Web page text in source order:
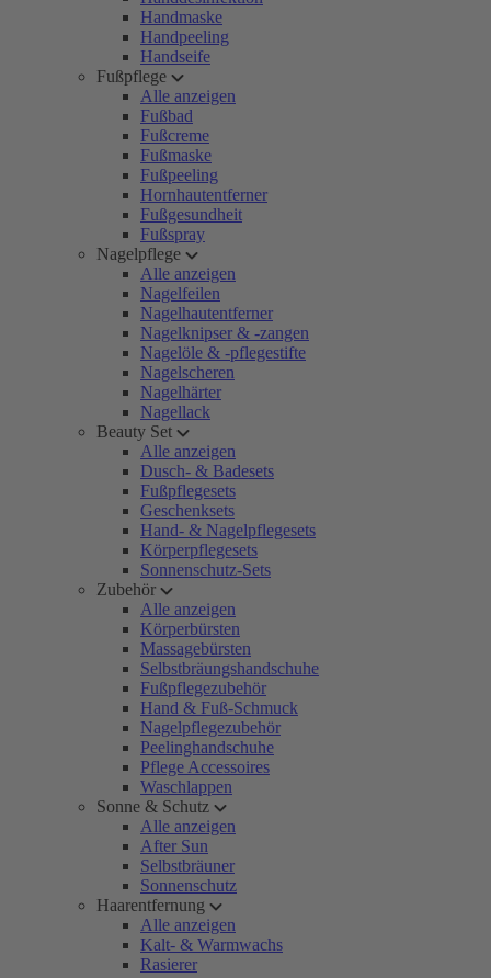
Handmaske
Handpeeling
Handseife
Fußpflege
Alle anzeigen
Fußbad
Fußcreme
Fußmaske
Fußpeeling
Hornhautentferner
Fußgesundheit
Fußspray
Nagelpflege
Alle anzeigen
Nagelfeilen
Nagelhautentferner
Nagelknipser & -zangen
Nagelöle & -pflegestifte
Nagelscheren
Nagelhärter
Nagellack
Beauty Set
Alle anzeigen
Dusch- & Badesets
Fußpflegesets
Geschenksets
Hand- & Nagelpflegesets
Körperpflegesets
Sonnenschutz-Sets
Zubehör
Alle anzeigen
Körperbürsten
Massagebürsten
Selbstbräungshandschuhe
Fußpflegezubehör
Hand & Fuß-Schmuck
Nagelpflegezubehör
Peelinghandschuhe
Pflege Accessoires
Waschlappen
Sonne & Schutz
Alle anzeigen
After Sun
Selbstbräuner
Sonnenschutz
Haarentfernung
Alle anzeigen
Kalt- & Warmwachs
Rasierer